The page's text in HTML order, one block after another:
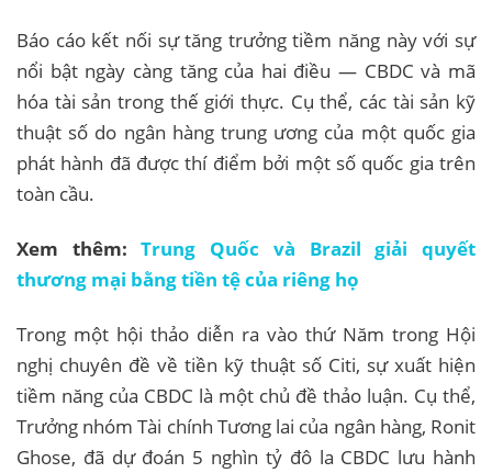
Báo cáo kết nối sự tăng trưởng tiềm năng này với sự
nổi bật ngày càng tăng của hai điều — CBDC và mã
hóa tài sản trong thế giới thực. Cụ thể, các tài sản kỹ
thuật số do ngân hàng trung ương của một quốc gia
phát hành đã được thí điểm bởi một số quốc gia trên
toàn cầu.
Xem thêm:Trung Quốc và Brazil giải quyết
thương mại bằng tiền tệ của riêng họ
Trong một hội thảo diễn ra vào thứ Năm trong Hội
nghị chuyên đề về tiền kỹ thuật số Citi, sự xuất hiện
tiềm năng của CBDC là một chủ đề thảo luận. Cụ thể,
Trưởng nhóm Tài chính Tương lai của ngân hàng, Ronit
Ghose, đã dự đoán 5 nghìn tỷ đô la CBDC lưu hành